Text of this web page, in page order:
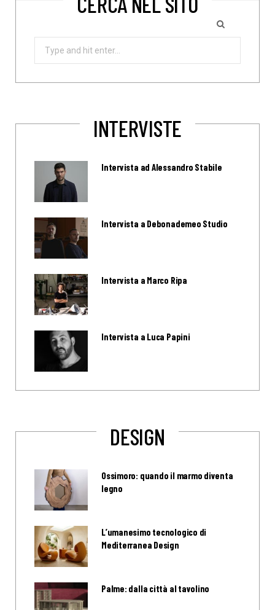
Search
INTERVISTE
Intervista ad Alessandro Stabile
Intervista a Debonademeo Studio
Intervista a Marco Ripa
Intervista a Luca Papini
DESIGN
Ossimoro: quando il marmo diventa
legno
L’umanesimo tecnologico di
Mediterranea Design
Palme: dalla città al tavolino